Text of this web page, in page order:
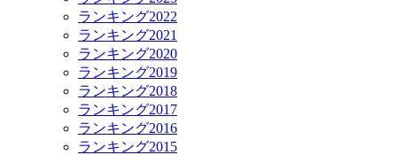
ランキング2022
ランキング2021
ランキング2020
ランキング2019
ランキング2018
ランキング2017
ランキング2016
ランキング2015